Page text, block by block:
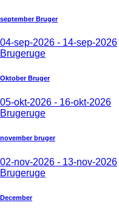
september Bruger
04-sep-2026 - 14-sep-2026
Brugeruge
Oktober Bruger
05-okt-2026 - 16-okt-2026
Brugeruge
november bruger
02-nov-2026 - 13-nov-2026
Brugeruge
December